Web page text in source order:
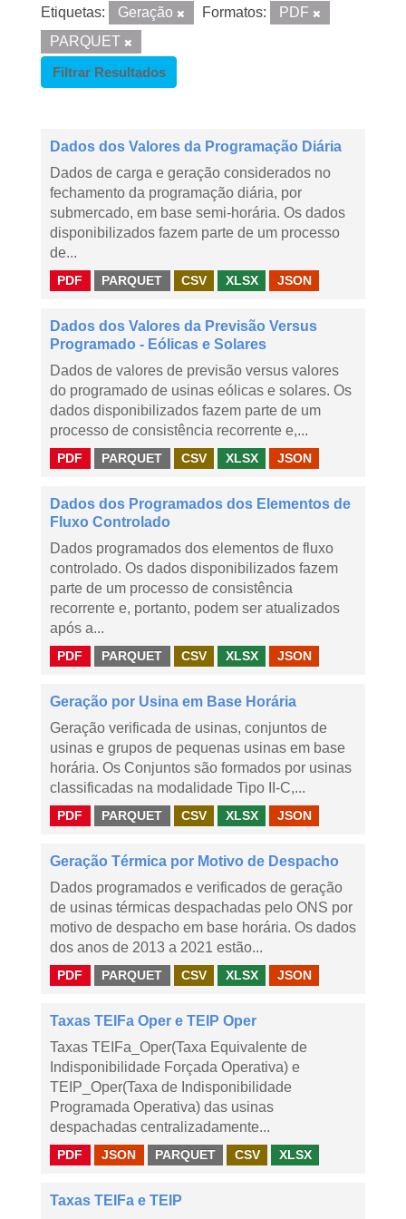
Etiquetas: Geração Formatos:
PDF
PARQUET
Filtrar Resultados
Dados dos Valores da Programação Diária
Dados de carga e geração considerados no
fechamento da programação diária, por
submercado, em base semi-horária. Os dados
disponibilizados fazem parte de um processo
de...
PDF PARQUET CSV XLSX JSON
Dados dos Valores da Previsão Versus
Programado - Eólicas e Solares
Dados de valores de previsão versus valores
do programado de usinas eólicas e solares. Os
dados disponibilizados fazem parte de um
processo de consistência recorrente e,...
PDF PARQUET CSV XLSX JSON
Dados dos Programados dos Elementos de
Fluxo Controlado
Dados programados dos elementos de fluxo
controlado. Os dados disponibilizados fazem
parte de um processo de consistência
recorrente e, portanto, podem ser atualizados
após a...
PDF PARQUET CSV XLSX JSON
Geração por Usina em Base Horária
Geração verificada de usinas, conjuntos de
usinas e grupos de pequenas usinas em base
horária. Os Conjuntos são formados por usinas
classificadas na modalidade Tipo II-C,...
PDF PARQUET CSV XLSX JSON
Geração Térmica por Motivo de Despacho
Dados programados e verificados de geração
de usinas térmicas despachadas pelo ONS por
motivo de despacho em base horária. Os dados
dos anos de 2013 a 2021 estão...
PDF PARQUET CSV XLSX JSON
Taxas TEIFa Oper e TEIP Oper
Taxas TEIFa_Oper(Taxa Equivalente de
Indisponibilidade Forçada Operativa) e
TEIP_Oper(Taxa de Indisponibilidade
Programada Operativa) das usinas
despachadas centralizadamente...
PDF JSON PARQUET CSV XLSX
Taxas TEIFa e TEIP